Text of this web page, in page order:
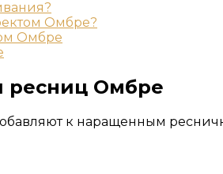
Омбре?
Омбре
ресниц Омбре
к наращенным